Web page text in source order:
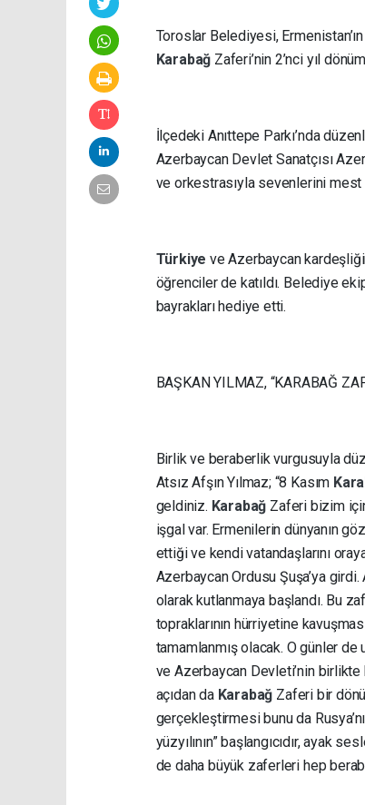
Toroslar Belediyesi,
Karabağ Zaferi’nin 2’nci yıl
İlçedeki Anıttepe Parkı’nda
Azerbaycan Devlet Sanatçısı
ve orkestrasıyla sevenlerini mest
Türkiye ve Azerbaycan
öğrenciler de katıldı. Belediye
bayrakları hediye etti.
BAŞKAN YILMAZ, “KARABAĞ
Birlik ve beraberlik vurgusuyla
Atsız Afşın Yılmaz; “8 Kasım
geldiniz. Karabağ Zaferi bizim
işgal var. Ermenilerin dünyanın
ettiği ve kendi vatandaşlarını
Azerbaycan Ordusu Şuşa’ya
olarak kutlanmaya başlandı. Bu
topraklarının hürriyetine
tamamlanmış olacak. O günler
ve Azerbaycan Devleti’nin
açıdan da Karabağ Zaferi bir
gerçekleştirmesi bunu da
yüzyılının” başlangıcıdır, ayak
de daha büyük zaferleri hep